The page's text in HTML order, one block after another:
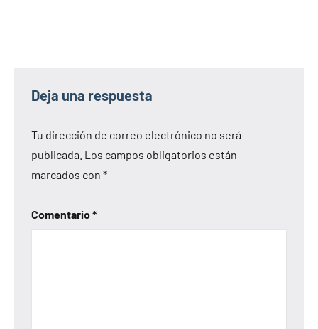
Deja una respuesta
Tu dirección de correo electrónico no será
publicada. Los campos obligatorios están
marcados con *
Comentario*